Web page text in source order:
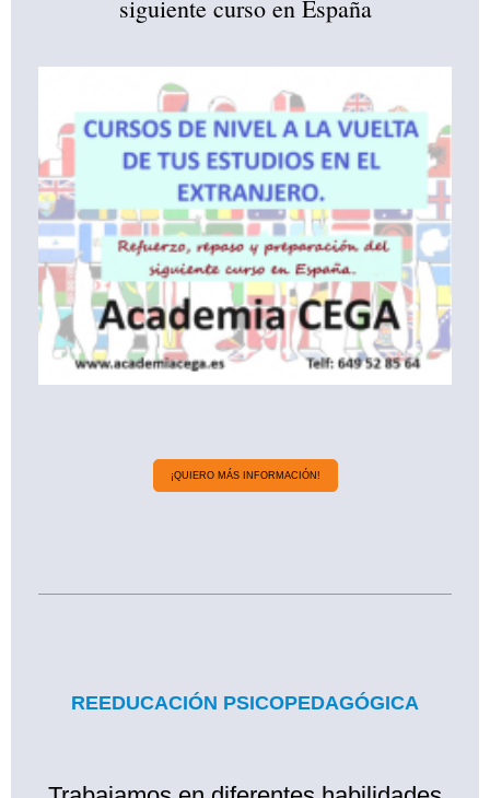
siguiente curso en España
¡QUIERO MÁS INFORMACIÓN!
REEDUCACIÓN PSICOPEDAGÓGICA